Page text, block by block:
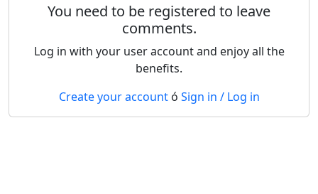
You need to be registered to leave
comments.
Log in with your user account and enjoy all the
benefits.
Create your account ó Sign in / Log in